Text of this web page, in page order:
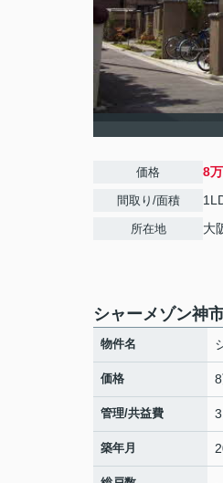
価格 8
間取り/面積
所在地 大
シャーメゾン神
物件名
価格
管理/共益費
築年月